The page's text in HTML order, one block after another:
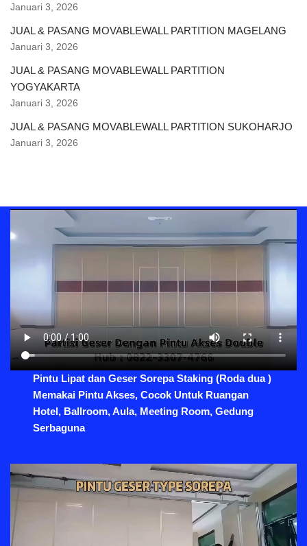
Januari 3, 2026
JUAL & PASANG MOVABLEWALL PARTITION MAGELANG
Januari 3, 2026
JUAL & PASANG MOVABLEWALL PARTITION
YOGYAKARTA
Januari 3, 2026
JUAL & PASANG MOVABLEWALL PARTITION SUKOHARJO
Januari 3, 2026
Pintu Lipat dan Geser Sorepa Staking (Roda dua )
Memakai Pintu Akses, Cocok Untuk Ruangan
Hotel, Ballroom, Aula, Meeting Room, Gedung
Serbaguna